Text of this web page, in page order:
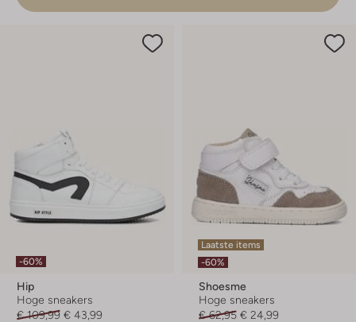
-60%
Hip
Hoge sneakers
€ 109,99 € 43,99
Laatste items
-60%
Shoesme
Hoge sneakers
€ 62,95 € 24,99